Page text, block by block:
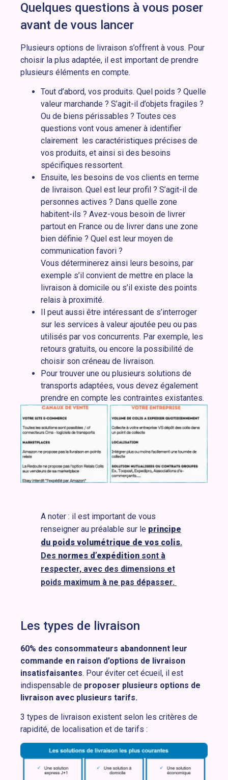
Quelques questions à vous poser
avant de vous lancer
Plusieurs options de livraison s’offrent à vous. Pour
choisir la plus adaptée, il est important de prendre
plusieurs éléments en compte.
Tout d’abord, vos produits. Quel poids ? Quelle
valeur marchande ? S’agit-il d’objets fragiles ?
Ou de biens périssables ? Toutes ces
questions vont vous amener à identifier
clairement les caractéristiques précises de
vos produits, et ainsi si des besoins
spécifiques ressortent.
Ensuite, les besoins de vos clients en terme
de livraison. Quel est leur profil ? S’agit-il de
personnes actives ? Dans quelle zone
habitent-ils ? Avez-vous besoin de livrer
partout en France ou de livrer dans une zone
bien définie ? Quel est leur moyen de
communication favori ?
Vous déterminerez ainsi leurs besoins, par
exemple s’il convient de mettre en place la
livraison à domicile ou s’il existe des points
relais à proximité.
Il peut aussi être intéressant de s’interroger
sur les services à valeur ajoutée peu ou pas
utilisés par vos concurrents. Par exemple, les
retours gratuits, ou encore la possibilité de
choisir son créneau de livraison.
Pour trouver une ou plusieurs solutions de
transports adaptées, vous devez également
prendre en compte les contraintes existantes.
A noter : il est important de vous
renseigner au préalable sur le principe
du poids volumétrique de vos colis.
Des normes d’expédition sont à
respecter, avec des dimensions et
poids maximum à ne pas dépasser.
Les types de livraison
60% des consommateurs abandonnent leur
commande en raison d’options de livraison
insatisfaisantes. Pour éviter cet écueil, il est
indispensable de proposer plusieurs options de
livraison avec plusieurs tarifs.
3 types de livraison existent selon les critères de
rapidité, de localisation et de tarifs :